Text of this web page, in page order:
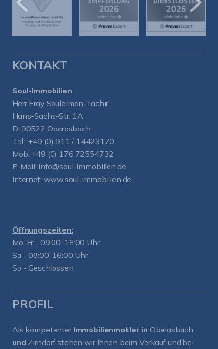
KONTAKT
Soul-Immobilien
Herr Eray Souleiman-Tachir
Hans-Sachs-Str. 1A
D-90522 Oberasbach
Tel.: +49 (0) 911 / 14423170
Mob: +49 (0) 176 72554732
E-Mail: info@soul-immobilien.de
Internet: www.soul-immobilien.de
Öffnungszeiten:
Mo-Fr - 09:00-18:00 Uhr
Sa - 09:00-16:00 Uhr
So - Geschlossen
PROFIL
Als kompetenter Immobilienmakler in Oberasbach
und Zirndorf stehen wir Ihnen beim Verkauf und bei